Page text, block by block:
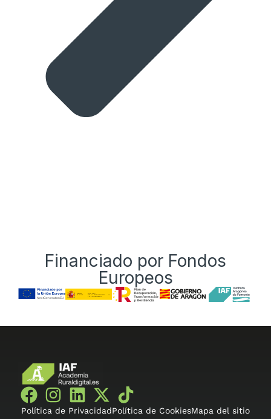
Financiado por Fondos
Europeos
Política de PrivacidadPolítica de CookiesMapa del sitio